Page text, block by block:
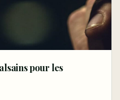
pour les